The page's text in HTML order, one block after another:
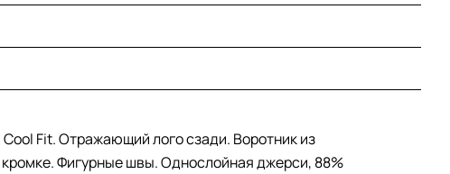
Fit. Отражающий лого сзади. Воротник из
кромке. Фигурные швы. Однослойная джерси, 88%